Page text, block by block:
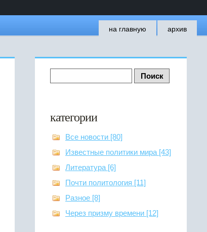
на главную архив
категории
Все новости [80]
Известные политики мира [43]
Литература [6]
Почти политология [11]
Разное [8]
Через призму времени [12]